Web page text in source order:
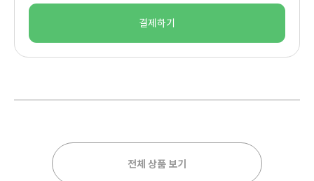
결제하기
전체 상품 보기